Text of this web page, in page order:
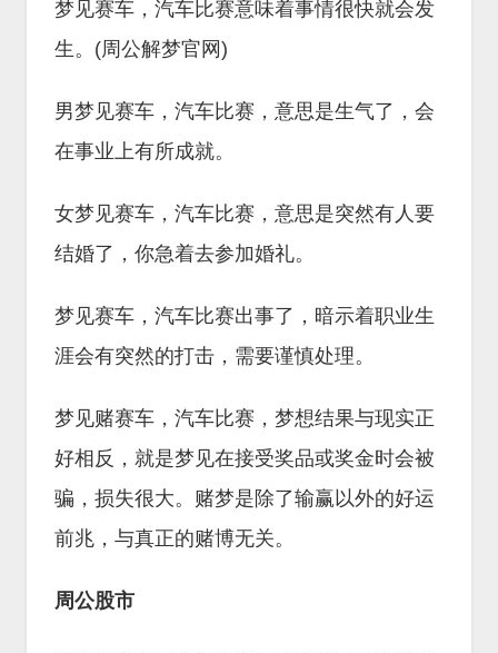
梦见赛车，汽车比赛意味着事情很快就会发
生。(周公解梦官网)
男梦见赛车，汽车比赛，意思是生气了，会
在事业上有所成就。
女梦见赛车，汽车比赛，意思是突然有人要
结婚了，你急着去参加婚礼。
梦见赛车，汽车比赛出事了，暗示着职业生
涯会有突然的打击，需要谨慎处理。
梦见赌赛车，汽车比赛，梦想结果与现实正
好相反，就是梦见在接受奖品或奖金时会被
骗，损失很大。赌梦是除了输赢以外的好运
前兆，与真正的赌博无关。
周公股市